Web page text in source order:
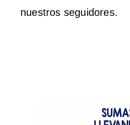
nuestros seguidores.